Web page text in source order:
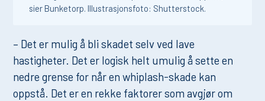
sier Bunketorp. Illustrasjonsfoto: Shutterstock.
– Det er mulig å bli skadet selv ved lave
hastigheter. Det er logisk helt umulig å sette en
nedre grense for når en whiplash-skade kan
oppstå. Det er en rekke faktorer som avgjør om